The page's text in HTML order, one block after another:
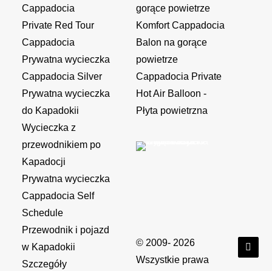
Cappadocia
Private Red Tour
Cappadocia
Prywatna wycieczka
Cappadocia Silver
Prywatna wycieczka
do Kapadokii
Wycieczka z
przewodnikiem po
Kapadocji
Prywatna wycieczka
Cappadocia Self
Schedule
Przewodnik i pojazd
w Kapadokii
Szczegóły
gorące powietrze
Komfort Cappadocia
Balon na gorące
powietrze
Cappadocia Private
Hot Air Balloon -
Płyta powietrzna
© 2009- 2026
Wszystkie prawa